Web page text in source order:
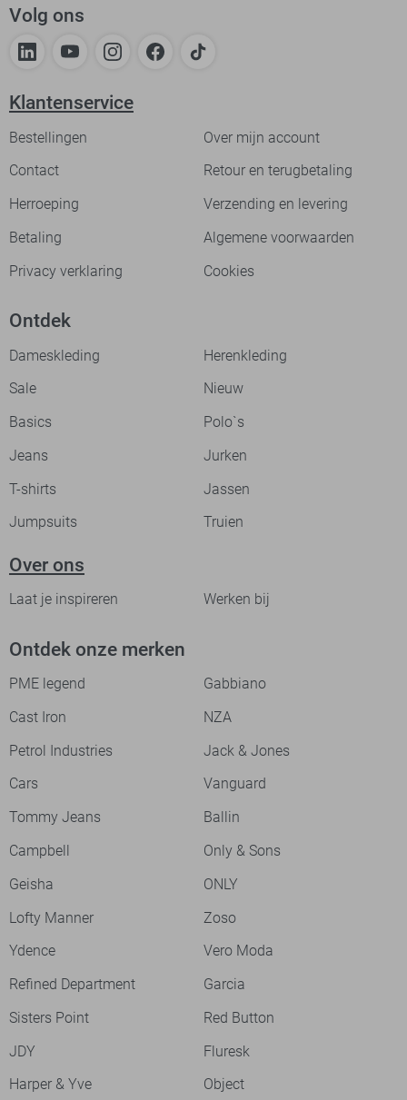
Volg ons
Klantenservice
Bestellingen
Over mijn account
Contact
Retour en terugbetaling
Herroeping
Verzending en levering
Betaling
Algemene voorwaarden
Privacy verklaring
Cookies
Ontdek
Dameskleding
Herenkleding
Sale
Nieuw
Basics
Polo`s
Jeans
Jurken
T-shirts
Jassen
Jumpsuits
Truien
Over ons
Laat je inspireren Werken bij
Ontdek onze merken
PME legend
Gabbiano
Cast Iron
NZA
Petrol Industries
Jack & Jones
Cars
Vanguard
Tommy Jeans
Ballin
Campbell
Only & Sons
Geisha
ONLY
Lofty Manner
Zoso
Ydence
Vero Moda
Refined Department
Garcia
Sisters Point
Red Button
JDY
Fluresk
Harper & Yve
Object